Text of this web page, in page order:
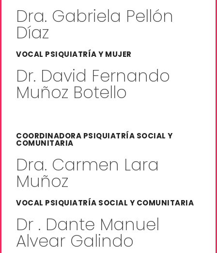
Dra. Gabriela Pellón
Díaz
VOCAL PSIQUIATRÍA Y MUJER
Dr. David Fernando
Muñoz Botello
COORDINADORA PSIQUIATRÍA SOCIAL Y
COMUNITARIA
Dra. Carmen Lara
Muñoz
VOCAL PSIQUIATRÍA SOCIAL Y COMUNITARIA
Dr . Dante Manuel
Alvear Galindo